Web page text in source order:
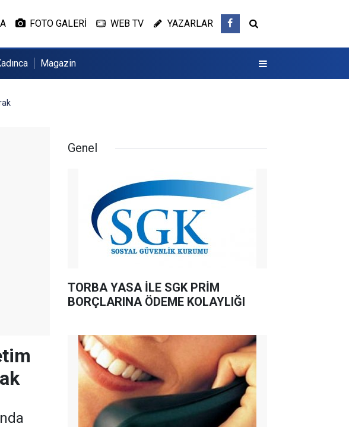
FOTO GALERİ WEB TV YAZARLAR
Magazin
Genel
TORBA YASA İLE SGK PRİM
BORÇLARINA ÖDEME KOLAYLIĞI